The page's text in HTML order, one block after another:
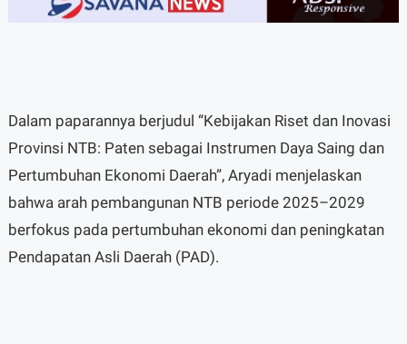
Dalam paparannya berjudul “Kebijakan Riset dan Inovasi
Provinsi NTB: Paten sebagai Instrumen Daya Saing dan
Pertumbuhan Ekonomi Daerah”, Aryadi menjelaskan
bahwa arah pembangunan NTB periode 2025–2029
berfokus pada pertumbuhan ekonomi dan peningkatan
Pendapatan Asli Daerah (PAD).